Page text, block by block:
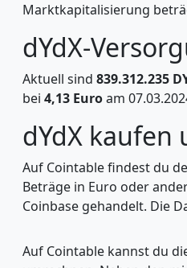
Marktkapitalisierung
dYdX-
Aktuell sind 839.312.235
bei 4,13 Euroam
dYdX kaufen
Auf Cointable findest du
Beträge in Euro oder
Coinbase gehandelt. Die
Auf Cointable kannst du